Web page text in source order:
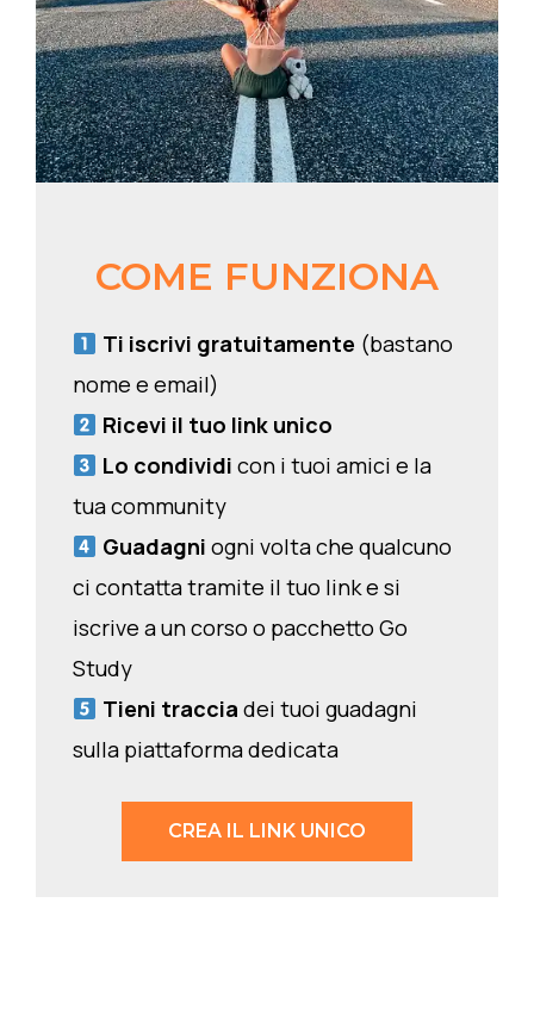
COME FUNZIONA
Ti iscrivi gratuitamente (bastano
nome e email)
Ricevi il tuo link unico
Lo condividi con i tuoi amici e la
tua community
Guadagni ogni volta che qualcuno
ci contatta tramite il tuo link e si
iscrive a un corso o pacchetto Go
Study
Tieni traccia dei tuoi guadagni
sulla piattaforma dedicata
CREA IL LINK UNICO